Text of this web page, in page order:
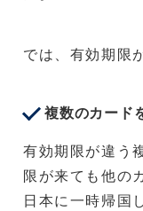
では、有効期限
複数のカード
有効期限が違う
限が来ても他の
日本に一時帰国